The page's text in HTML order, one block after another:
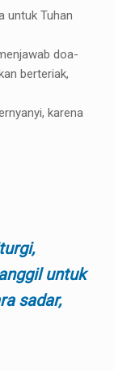
untuk Tuhan
doa-
berteriak,
karena
untuk
sadar,